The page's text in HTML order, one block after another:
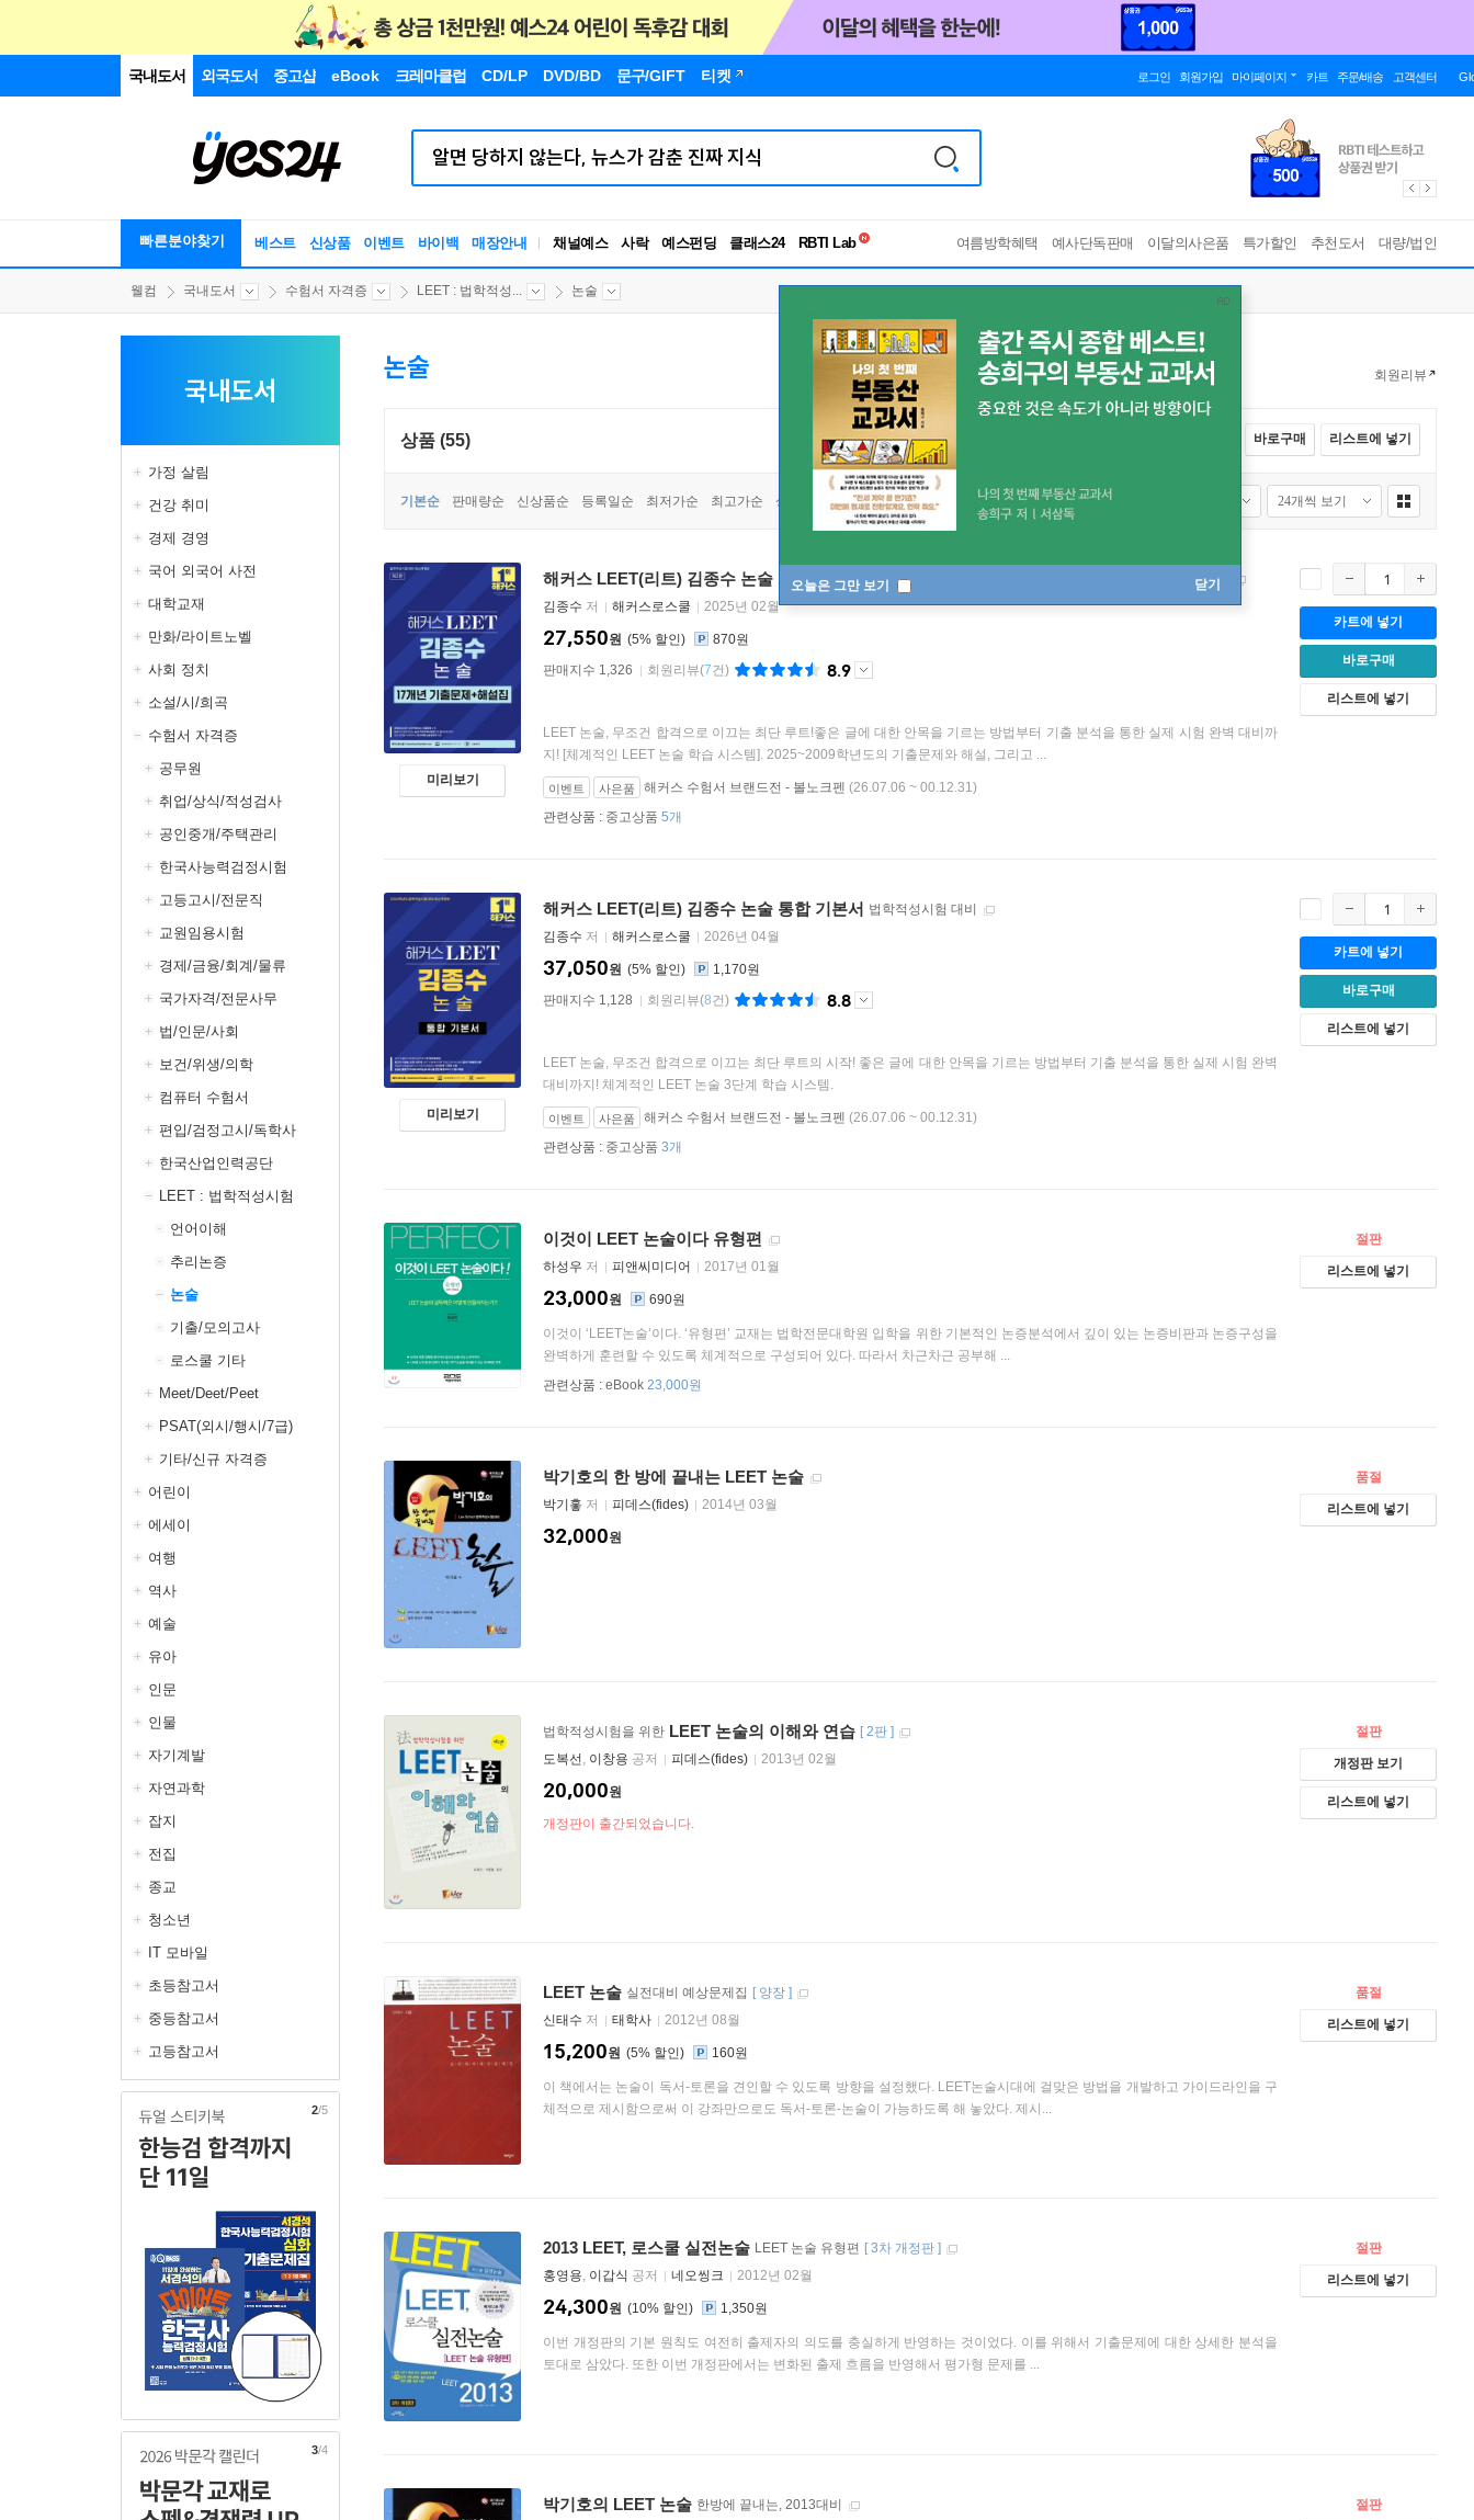
국내도서 외국도서 중고샵 eBook 크레마클럽 CD/LP DVD/BD 문구/GIFT 티켓 로그인 회원가입 마이페이지 카트 주문/배송 고객센터
빠른분야찾기 베스트 신상품 이벤트 바이백 매장안내 채널예스 사락 예스펀딩 클래스24
RBTI Lab
독서유형검사
여름방학혜택 예사단독판매 이달의사은품 특가할인 추천도서 대량/법인
오늘은 그만 보기 닫기
웰컴 국내도서 수험서 자격증 LEET : 법학적성... 논술
국내도서
가정 살림
건강 취미
경제 경영
국어 외국어 사전
대학교재
만화/라이트노벨
사회 정치
소설/시/희곡
수험서 자격증
공무원
취업/상식/적성검사
공인중개/주택관리
한국사능력검정시험
고등고시/전문직
교원임용시험
경제/금융/회계/물류
국가자격/전문사무
법/인문/사회
보건/위생/의학
컴퓨터 수험서
편입/검정고시/독학사
한국산업인력공단
LEET : 법학적성시험
언어이해
추리논증
논술
기출/모의고사
로스쿨 기타
Meet/Deet/Peet
PSAT(외시/행시/7급)
기타/신규 자격증
어린이
에세이
여행
역사
예술
유아
인문
인물
자기계발
자연과학
잡지
전집
종교
청소년
IT 모바일
초등참고서
중등참고서
고등참고서
2/5
3/4
논술 회원리뷰
상품 (55) 바로구매 리스트에 넣기
기본순 판매량순 신상품순 등록일순 최저가순 최고가순 상품명순
미리보기
해커스 LEET(리트) 김종수 논술 17개년 기출문제+해설집 제3판/논술 답안지(PDF)
김종수 저 해커스로스쿨 2025년 02월
5%
27,550원
870원
판매지수 1,326
회원리뷰(7건) 8.9
LEET 논술, 무조건 합격으로 이끄는 최단 루트!좋은 글에 대한 안목을 기르는 방법부터 기출 분석을 통한 실제 시험 완벽 대비까
지! [체계적인 LEET 논술 학습 시스템]. 2025~2009학년도의 기출문제와 해설, 그리고 ...
이벤트 사은품 해커스 수험서 브랜드전 - 볼노크펜 (26.07.06 ~ 00.12.31)
관련상품 : 중고상품 5개
카트에 넣기
바로구매
리스트에 넣기
미리보기
해커스 LEET(리트) 김종수 논술 통합 기본서 법학적성시험 대비
김종수 저 해커스로스쿨 2026년 04월
5%
37,050원
1,170원
판매지수 1,128
회원리뷰(8건) 8.8
LEET 논술, 무조건 합격으로 이끄는 최단 루트의 시작! 좋은 글에 대한 안목을 기르는 방법부터 기출 분석을 통한 실제 시험 완벽
대비까지! 체계적인 LEET 논술 3단계 학습 시스템.
이벤트 사은품 해커스 수험서 브랜드전 - 볼노크펜 (26.07.06 ~ 00.12.31)
관련상품 : 중고상품 3개
카트에 넣기
바로구매
리스트에 넣기
이것이 LEET 논술이다 유형편
하성우 저 피앤씨미디어 2017년 01월
23,000원 690원
이것이 ‘LEET논술’이다. ‘유형편’ 교재는 법학전문대학원 입학을 위한 기본적인 논증분석에서 깊이 있는 논증비판과 논증구성을
완벽하게 훈련할 수 있도록 체계적으로 구성되어 있다. 따라서 차근차근 공부해 ...
관련상품 : eBook 23,000원
절판
리스트에 넣기
박기호의 한 방에 끝내는 LEET 논술
박기홓 저 피데스(fides) 2014년 03월
32,000원
품절
리스트에 넣기
법학적성시험을 위한 LEET 논술의 이해와 연습 [2판 ]
도복선 , 이창용 공저 피데스(fides) 2013년 02월
20,000원
개정판이 출간되었습니다.
절판
개정판 보기
리스트에 넣기
LEET 논술 실전대비 예상문제집 [ 양장 ]
신태수 저 태학사 2012년 08월
5%
15,200원 160원
이 책에서는 논술이 독서-토론을 견인할 수 있도록 방향을 설정했다. LEET논술시대에 걸맞은 방법을 개발하고 가이드라인을 구
체적으로 제시함으로써 이 강좌만으로도 독서-토론-논술이 가능하도록 해 놓았다. 제시...
품절
리스트에 넣기
2013 LEET, 로스쿨 실전논술 LEET 논술 유형편 [3차 개정판 ]
홍영용, 이갑식 공저 네오씽크 2012년 02월
10%
24,300원 1,350원
이번 개정판의 기본 원칙도 여전히 출제자의 의도를 충실하게 반영하는 것이었다. 이를 위해서 기출문제에 대한 상세한 분석을
토대로 삼았다. 또한 이번 개정판에서는 변화된 출제 흐름을 반영해서 평가형 문제를 ...
절판
리스트에 넣기
박기호의 LEET 논술 한방에 끝내는, 2013대비
절판